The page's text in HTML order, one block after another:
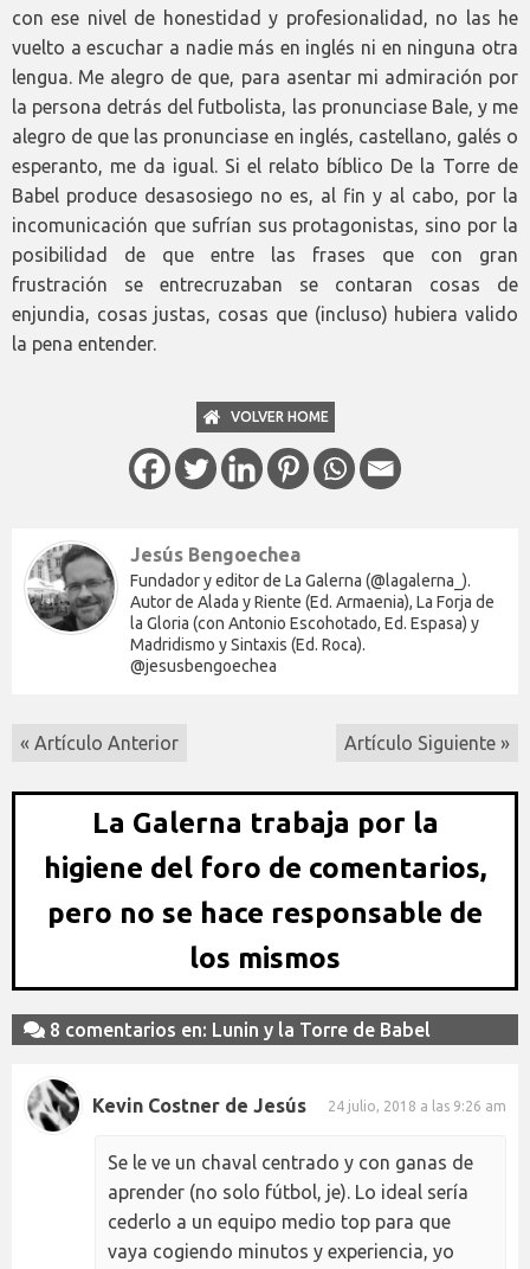
con ese nivel de honestidad y profesionalidad, no las he
vuelto a escuchar a nadie más en inglés ni en ninguna otra
lengua. Me alegro de que, para asentar mi admiración por
la persona detrás del futbolista, las pronunciase Bale, y me
alegro de que las pronunciase en inglés, castellano, galés o
esperanto, me da igual. Si el relato bíblico De la Torre de
Babel produce desasosiego no es, al fin y al cabo, por la
incomunicación que sufrían sus protagonistas, sino por la
posibilidad de que entre las frases que con gran
frustración se entrecruzaban se contaran cosas de
enjundia, cosas justas, cosas que (incluso) hubiera valido
la pena entender.
VOLVER HOME
Jesús Bengoechea
Fundador y editor de La Galerna (@lagalerna_).
Autor de Alada y Riente (Ed. Armaenia), La Forja de
la Gloria (con Antonio Escohotado, Ed. Espasa) y
Madridismo y Sintaxis (Ed. Roca).
@jesusbengoechea
« Artículo Anterior Artículo Siguiente »
La Galerna trabaja por la
higiene del foro de comentarios,
pero no se hace responsable de
los mismos
8 comentarios en: Lunin y la Torre de Babel
Kevin Costner de Jesús 24 julio, 2018 a las 9:26 am
Se le ve un chaval centrado y con ganas de
aprender (no solo fútbol, je). Lo ideal sería
cederlo a un equipo medio top para que
vaya cogiendo minutos y experiencia, yo